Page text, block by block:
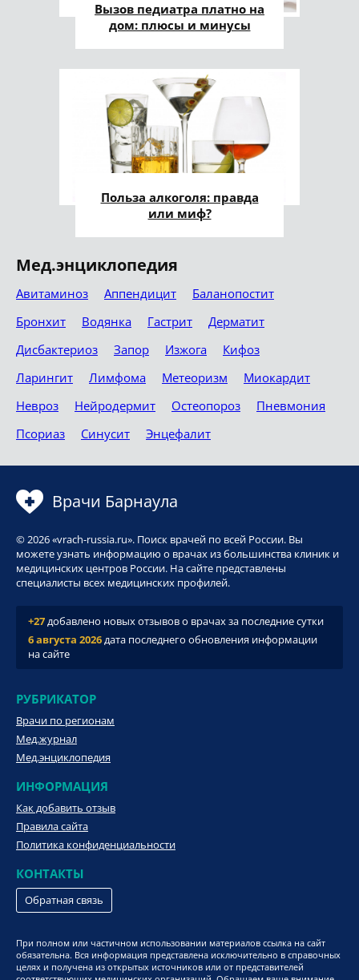
Вызов педиатра платно на
дом: плюсы и минусы
Польза алкоголя: правда
или миф?
Мед.энциклопедия
Авитаминоз Аппендицит
Баланопостит
Бронхит
Водянка Гастрит
Дерматит
Дисбактериоз
Запор Изжога
Кифоз
Ларингит
Лимфома Метеоризм
Миокардит
Невроз
Нейродермит Остеопороз
Пневмония
Псориаз
Синусит Энцефалит
Врачи Барнаула
© 2026 «vrach-russia.ru». Поиск врачей по всей России. Вы
можете узнать информацию о врачах из большинства клиник и
медицинских центров России. На сайте представлены
специалисты всех медицинских профилей.
+27добавлено новых отзывов о врачах за последние сутки
6 августа 2026дата последнего обновления информации
на сайте
РУБРИКАТОР
Врачи по регионам
Мед.журнал
Мед.энциклопедия
ИНФОРМАЦИЯ
Как добавить отзыв
Правила сайта
Политика конфиденциальности
КОНТАКТЫ
Обратная связь
При полном или частичном использовании материалов ссылка на сайт
обязательна. Вся информация представлена исключительно в справочных
целях и получена из открытых источников или от представителей